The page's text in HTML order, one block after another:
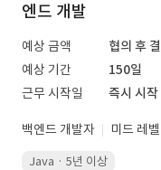
엔드 개발
예상 금액
협의 후
예상 기간
150일
근무 시작일
즉시 시작
백엔드 개발자 미드 레벨
Java · 5년 이상